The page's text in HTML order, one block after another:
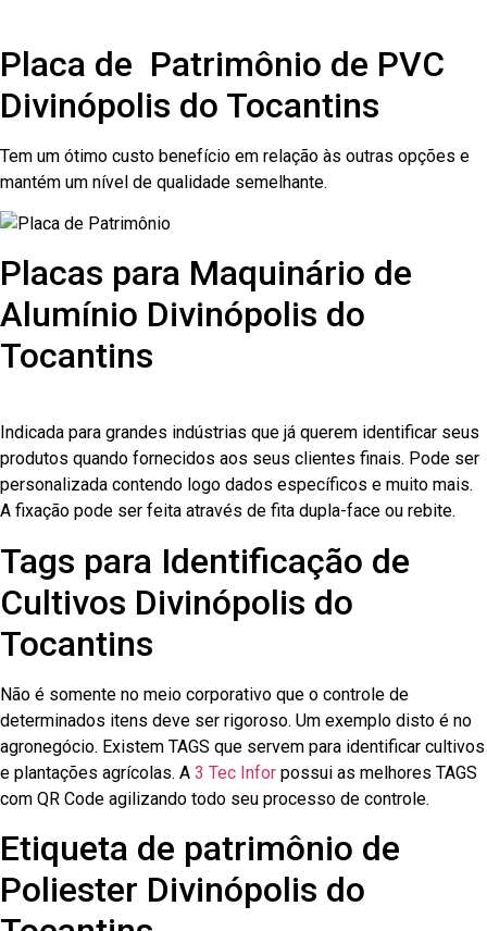
Placa de Patrimônio de PVC
Divinópolis do Tocantins
Tem um ótimo custo benefício em relação às outras opções e
mantém um nível de qualidade semelhante.
Placas para Maquinário de
Alumínio Divinópolis do
Tocantins
Indicada para grandes indústrias que já querem identificar seus
produtos quando fornecidos aos seus clientes finais. Pode ser
personalizada contendo logo dados específicos e muito mais.
A fixação pode ser feita através de fita dupla-face ou rebite.
Tags para Identificação de
Cultivos Divinópolis do
Tocantins
Não é somente no meio corporativo que o controle de
determinados itens deve ser rigoroso. Um exemplo disto é no
agronegócio. Existem TAGS que servem para identificar cultivos
e plantações agrícolas. A 3 Tec Infor possui as melhores TAGS
com QR Code agilizando todo seu processo de controle.
Etiqueta de patrimônio de
Poliester Divinópolis do